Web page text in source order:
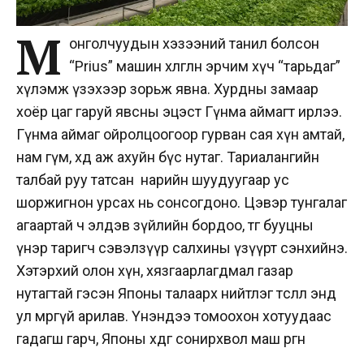
М онголчуудын хэзээний танил болсон
“Prius” машин хөлөглөн эрчим хүч “тарьдаг”
хүлэмж үзэхээр зорьж явна. Хурдны замаар
хоёр цаг гаруй явсны эцэст Гүнма аймагт ирлээ.
Гүнма аймаг ойролцоогоор гурван сая хүн амтай,
нам гүм, хөдөө аж ахуйн бүс нутаг. Тариалангийн
талбай руу татсан нарийн шуудуугаар ус
шоржигнон урсах нь сонсогдоно. Цэвэр тунгалаг
агаартай ч элдэв зүйлийн бордоо, өтөг бууцны
үнэр таригч сэвэлзүүр салхины үзүүрт сэнхийнэ.
Хэтэрхий олон хүн, хязгаарлагдмал газар
нутагтай гэсэн Японы талаарх нийтлэг төсөөлөл энд
ул мөргүй арилав. Үнэндээ томоохон хотуудаас
гадагш гарч, Японы хөдөөг сонирхвол маш өргөн